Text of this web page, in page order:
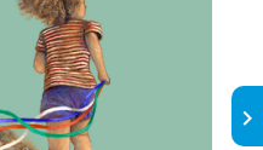
keyboard_arrow_right